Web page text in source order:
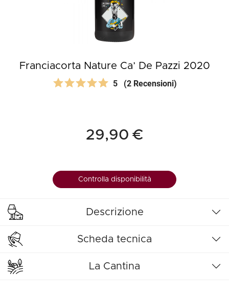
Franciacorta Nature Ca’ De Pazzi 2020
5 (2 Recensioni)
29,90 €
Controlla disponibilità
Descrizione
Scheda tecnica
La Cantina